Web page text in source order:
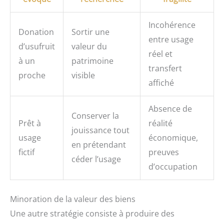
Donation
d’usufruit
à un
proche
Sortir une
valeur du
patrimoine
visible
Incohérence
entre usage
réel et
transfert
affiché
Prêt à
usage
fictif
Conserver la
jouissance tout
en prétendant
céder l’usage
Absence de
réalité
économique,
preuves
d’occupation
Minoration de la valeur des biens
Une autre stratégie consiste à produire des